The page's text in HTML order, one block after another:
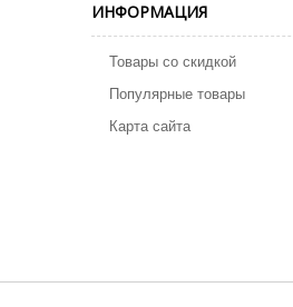
ИНФОРМАЦИЯ
Товары со скидкой
Популярные товары
Карта сайта